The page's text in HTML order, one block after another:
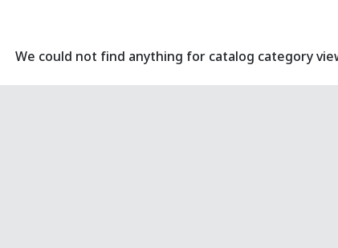
We could not find anything for catalog category